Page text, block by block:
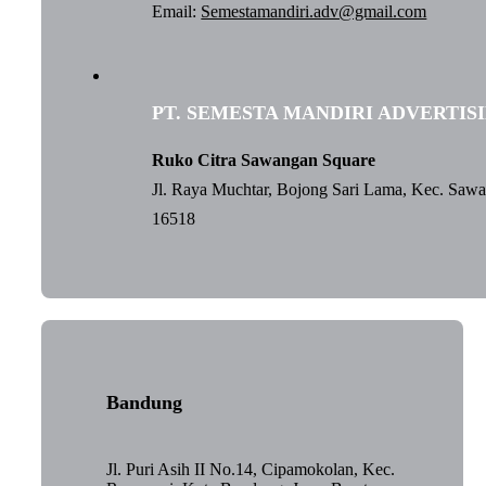
Email: Semestamandiri.adv@gmail.com
PT. SEMESTA MANDIRI
Ruko Citra Sawangan Square
Jl. Raya Muchtar, Bojong Sari Lama, Kec.
16518
Bandung
Jl. Puri Asih II No.14, Cipamokolan, Kec.